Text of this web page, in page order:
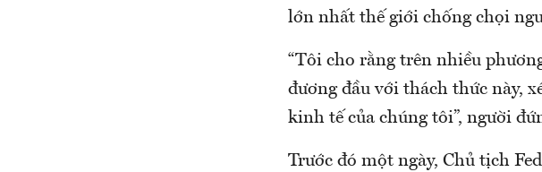
lớn nhất thế giới chống chọi
“Tôi cho rằng trên nhiều
đương đầu với thách thức này,
kinh tế của chúng tôi”, người
Trước đó một ngày, Chủ tịch